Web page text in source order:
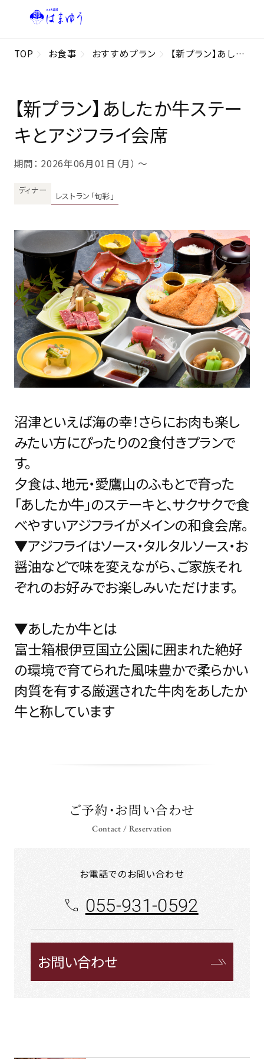
TOP お食事 おすすめプラン 【新プラン】あしたか牛ステーキとアジフライ会席
【新プラン】あしたか牛ステー
キとアジフライ会席
期間： 2026年06月01日（月） 〜
ディナー
レストラン「旬彩」
沼津といえば海の幸！さらにお肉も楽し
みたい方にぴったりの2食付きプランで
す。
夕食は、地元・愛鷹山のふもとで育った
「あしたか牛」のステーキと、サクサクで食
べやすいアジフライがメインの和食会席。
▼アジフライはソース・タルタルソース・お
醤油などで味を変えながら、ご家族それ
ぞれのお好みでお楽しみいただけます。
▼あしたか牛とは
富士箱根伊豆国立公園に囲まれた絶好
の環境で育てられた風味豊かで柔らかい
肉質を有する厳選された牛肉をあしたか
牛と称しています
ご予約・お問い合わせ
Contact / Reservation
お電話でのお問い合わせ
055-931-0592
お問い合わせ